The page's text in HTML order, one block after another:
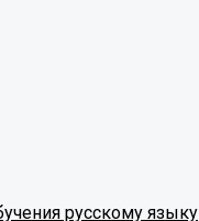
русскому языку